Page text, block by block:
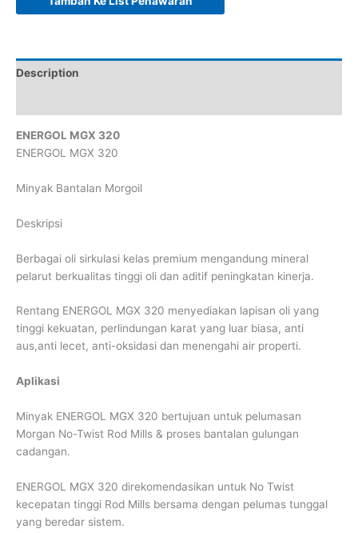
Description
ENERGOL MGX 320
ENERGOL MGX 320
Minyak Bantalan Morgoil
Deskripsi
Berbagai oli sirkulasi kelas premium mengandung mineral
pelarut berkualitas tinggi oli dan aditif peningkatan kinerja.
Rentang ENERGOL MGX 320 menyediakan lapisan oli yang
tinggi kekuatan, perlindungan karat yang luar biasa, anti
aus,anti lecet, anti-oksidasi dan menengahi air properti.
Aplikasi
Minyak ENERGOL MGX 320 bertujuan untuk pelumasan
Morgan No-Twist Rod Mills & proses bantalan gulungan
cadangan.
ENERGOL MGX 320 direkomendasikan untuk No Twist
kecepatan tinggi Rod Mills bersama dengan pelumas tunggal
yang beredar sistem.